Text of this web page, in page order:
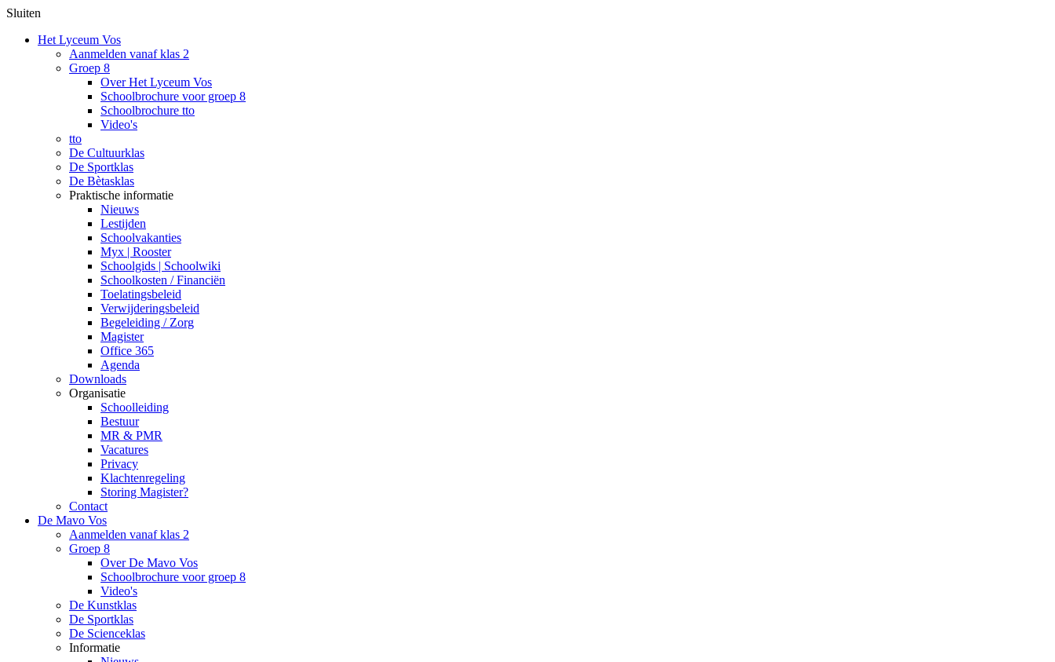
Sluiten
Het Lyceum Vos
Aanmelden vanaf klas 2
Groep 8
Over Het Lyceum Vos
Schoolbrochure voor groep 8
Schoolbrochure tto
Video's
tto
De Cultuurklas
De Sportklas
De Bètasklas
Praktische informatie
Nieuws
Lestijden
Schoolvakanties
Myx | Rooster
Schoolgids | Schoolwiki
Schoolkosten / Financiën
Toelatingsbeleid
Verwijderingsbeleid
Begeleiding / Zorg
Magister
Office 365
Agenda
Downloads
Organisatie
Schoolleiding
Bestuur
MR & PMR
Vacatures
Privacy
Klachtenregeling
Storing Magister?
Contact
De Mavo Vos
Aanmelden vanaf klas 2
Groep 8
Over De Mavo Vos
Schoolbrochure voor groep 8
Video's
De Kunstklas
De Sportklas
De Scienceklas
Informatie